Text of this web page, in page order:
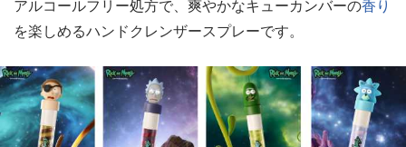
アルコールフリー処方で、爽やかなキューカンバーの香り
を楽しめるハンドクレンザースプレーです。